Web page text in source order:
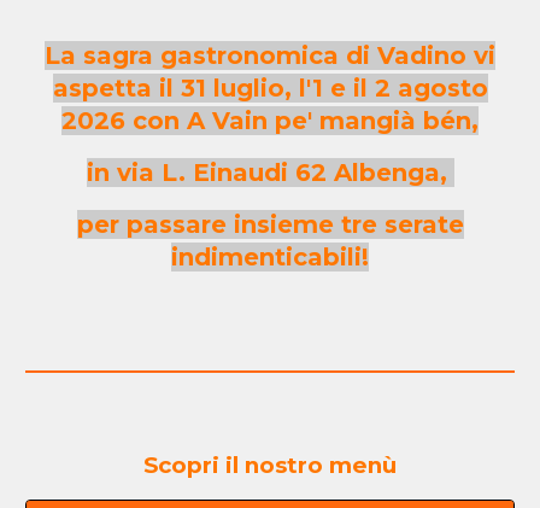
La sagra gastronomica di Vadino vi
aspetta il 31 luglio, l'1 e il 2 agosto
2026 con A Vain pe' mangià bén,
in via L. Einaudi 62 Albenga,
per passare insieme tre serate
indimenticabili!
Scopri il nostro menù